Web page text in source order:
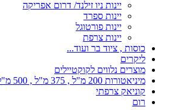
יינות ניו זילנד/ דרום אפריקה
יינות ספרד
יינות פורטוגל
יינות צרפת
כוסות , ציוד בר ועוד...
ליקרים
מוצרים נלווים לקוקטיילים
מיניאטורות 200 מ"ל , 375 מ"ל , 500 מ"ל
קוניאק צרפתי
רום